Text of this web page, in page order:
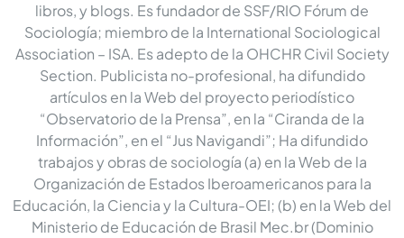
libros, y blogs. Es fundador de SSF/RIO Fórum de
Sociología; miembro de la International Sociological
Association – ISA. Es adepto de la OHCHR Civil Society
Section. Publicista no-profesional, ha difundido
artículos en la Web del proyecto periodístico
“Observatorio de la Prensa”, en la “Ciranda de la
Información”, en el “Jus Navigandi”; Ha difundido
trabajos y obras de sociología (a) en la Web de la
Organización de Estados Iberoamericanos para la
Educación, la Ciencia y la Cultura-OEI; (b) en la Web del
Ministerio de Educación de Brasil Mec.br (Dominio